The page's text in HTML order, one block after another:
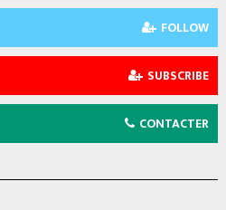
FOLLOW
SUBSCRIBE
CONTACTER